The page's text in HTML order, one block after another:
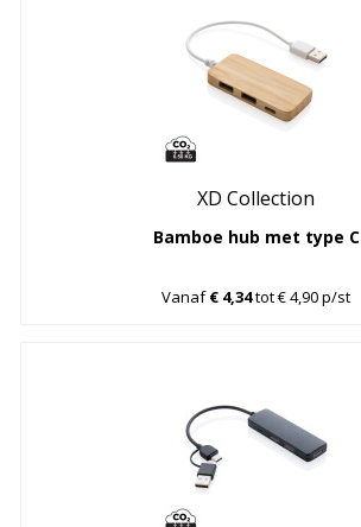
XD Collection
Bamboe hub met type C
Vanaf€ 4,34tot € 4,90 p/st